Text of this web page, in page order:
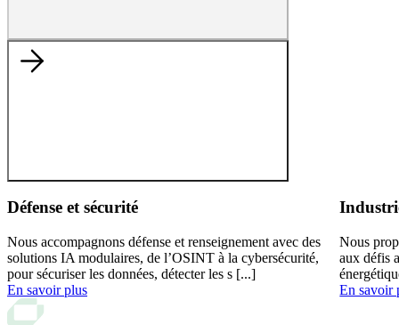
Défense et sécurité
Nous accompagnons défense et renseignement avec des
solutions IA modulaires, de l’OSINT à la cybersécurité,
pour sécuriser les données, détecter les s [...]
En savoir plus
Nous
aux défis
En savoir